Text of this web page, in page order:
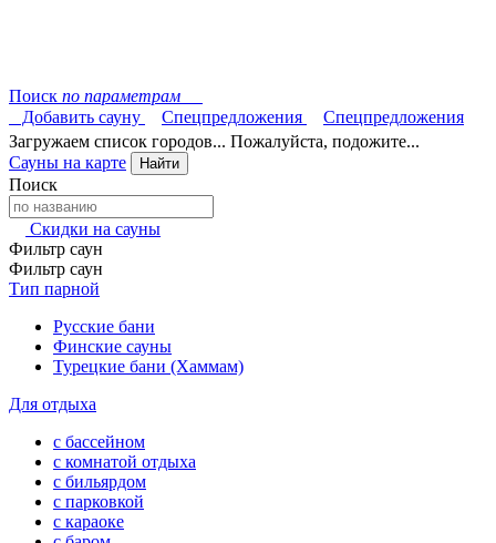
Поиск по параметрам
Добавить сауну
Спецпредложения
Спецпредложения
Загружаем список городов... Пожалуйста, подожите...
Сауны на карте
Найти
Поиск
Скидки на сауны
Фильтр саун
Фильтр саун
Тип парной
Русские бани
Финские сауны
Турецкие бани (Хаммам)
Для отдыха
с бассейном
с комнатой отдыха
с бильярдом
с парковкой
с караоке